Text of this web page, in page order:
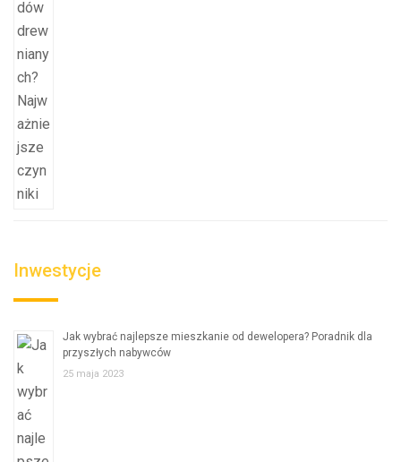
Inwestycje
Jak wybrać najlepsze mieszkanie od dewelopera? Poradnik dla
przyszłych nabywców
25 maja 2023